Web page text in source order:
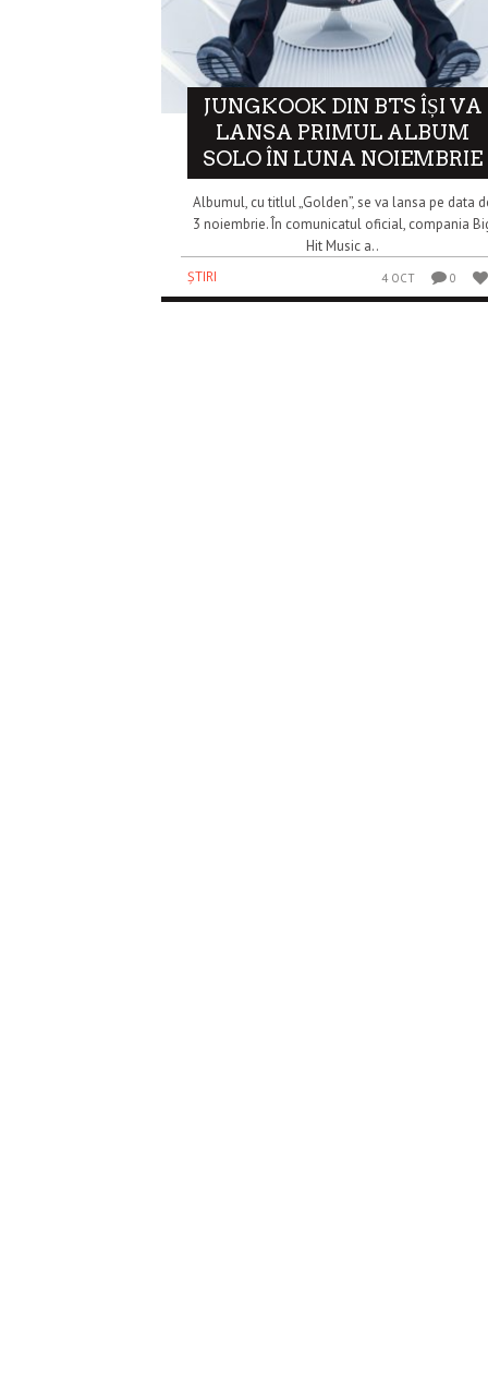
JUNGKOOK DIN BTS ÎȘI VA
LANSA PRIMUL ALBUM
SOLO ÎN LUNA NOIEMBRIE
Albumul, cu titlul „Golden”, se va lansa pe data
3 noiembrie. În comunicatul oficial, compania
Hit Music a..
ȘTIRI
4 OCT 0